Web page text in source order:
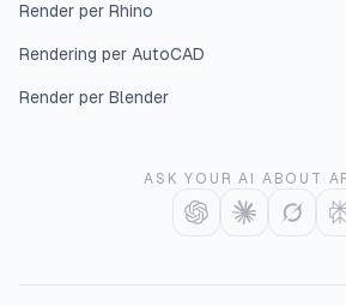
Render per Rhino
Rendering per AutoCAD
Render per Blender
ASK YOUR AI ABOUT